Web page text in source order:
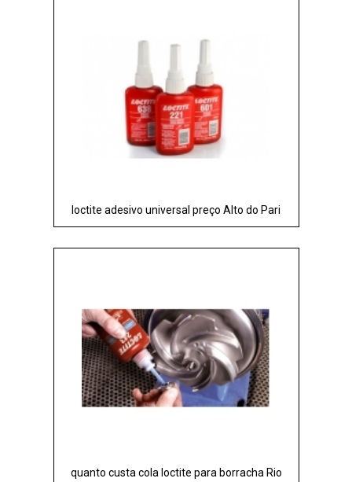
loctite adesivo universal preço Alto do Pari
quanto custa cola loctite para borracha Rio